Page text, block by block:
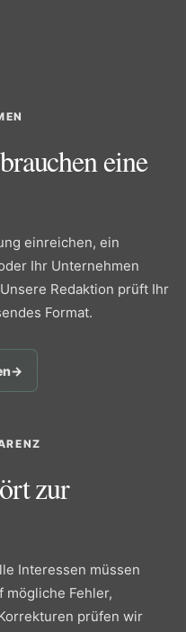
eine
einreichen, ein
Ihr Unternehmen
Redaktion prüft Ihr
Format.
→
zur
Interessen müssen
mögliche Fehler,
prüfen wir